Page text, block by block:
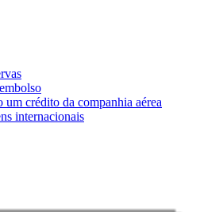
um crédito da companhia aérea
internacionais